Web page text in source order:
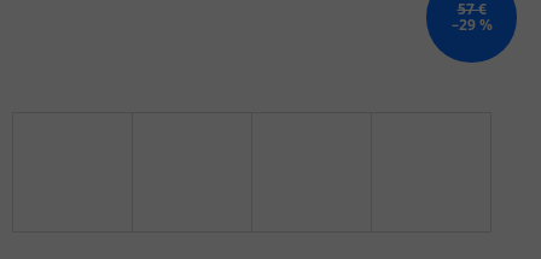
57 €
–29 %